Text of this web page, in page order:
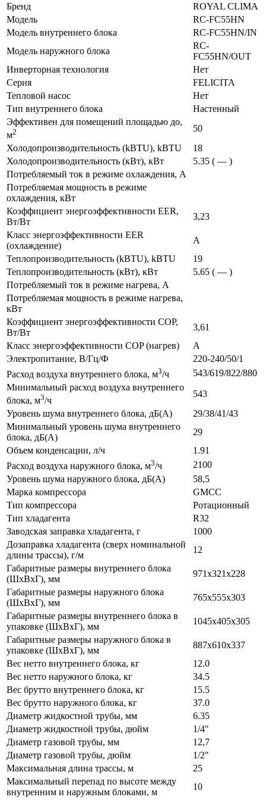
Бренд
ROYAL CLIMA
Модель
RC-FC55HN
Модель внутреннего блока
RC-FC55HN/IN
Модель наружного блока
RC-
FC55HN/OUT
Инверторная технология
Нет
Серия
FELICITA
Тепловой насос
Нет
Тип внутреннего блока
Настенный
Эффективен для помещений площадью до,
м2
50
Холодопроизводительность (kBTU), kBTU
18
Холодопроизводительность (кВт), кВт
5.35 ( — )
Потребляемый ток в режиме охлаждения, А
Потребляемая мощность в режиме
охлаждения, кВт
Коэффициент энергоэффективности EER,
Вт/Вт
3,23
Класс энергоэффективности EER
(охлаждение)
A
Теплопроизводительность (kBTU), kBTU
19
Теплопроизводительность (кВт), кВт
5.65 ( — )
Потребляемый ток в режиме нагрева, А
Потребляемая мощность в режиме нагрева,
кВт
Коэффициент энергоэффективности COP,
Вт/Вт
3,61
Класс энергоэффективности COP (нагрев)
A
Электропитание, В/Гц/Ф
220-240/50/1
Расход воздуха внутреннего блока, м3/ч
543/619/822/880
Минимальный расход воздуха внутреннего
блока, м3/ч
543
Уровень шума внутреннего блока, дБ(А)
29/38/41/43
Минимальный уровень шума внутреннего
блока, дБ(А)
29
Объем конденсации, л/ч
1.91
Расход воздуха наружного блока, м3/ч
2100
Уровень шума наружного блока, дБ(А)
58,5
Марка компрессора
GMCC
Тип компрессора
Ротационный
Тип хладагента
R32
Заводская заправка хладагента, г
1000
Дозаправка хладагента (сверх номинальной
длины трассы), г/м
12
Габаритные размеры внутреннего блока
(ШxВxГ), мм
971x321x228
Габаритные размеры наружного блока
(ШxВxГ), мм
765x555x303
Габаритные размеры внутреннего блока в
упаковке (ШxВxГ), мм
1045x405x305
Габаритные размеры наружного блока в
упаковке (ШxВxГ), мм
887x610x337
Вес нетто внутреннего блока, кг
12.0
Вес нетто наружного блока, кг
34.5
Вес брутто внутреннего блока, кг
15.5
Вес брутто наружного блока, кг
37.0
Диаметр жидкостной трубы, мм
6.35
Диаметр жидкостной трубы, дюйм
1/4″
Диаметр газовой трубы, мм
12,7
Диаметр газовой трубы, дюйм
1/2″
Максимальная длина трассы, м
25
Максимальный перепад по высоте между
внутренним и наружным блоками, м
10